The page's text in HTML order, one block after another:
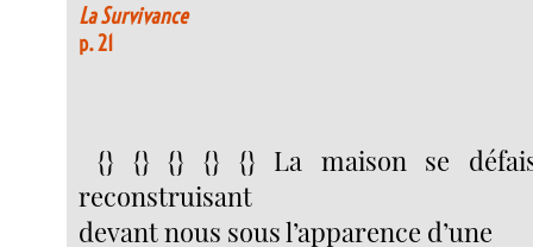
La Survivance
p. 21
{} {} {} {} {} La maison se
reconstruisant
devant nous sous l’apparence d’une